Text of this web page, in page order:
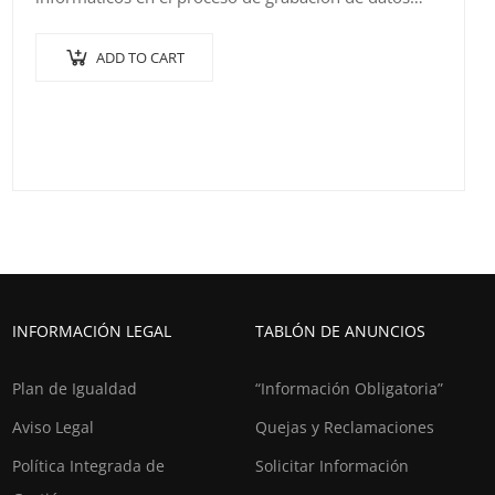
1.2….
ADD TO CART
INFORMACIÓN LEGAL
Plan de Igualdad
Aviso Legal
Política Integrada de
TABLÓN DE ANUNCIOS
“Información Obligatoria”
Quejas y Reclamaciones
Solicitar Información